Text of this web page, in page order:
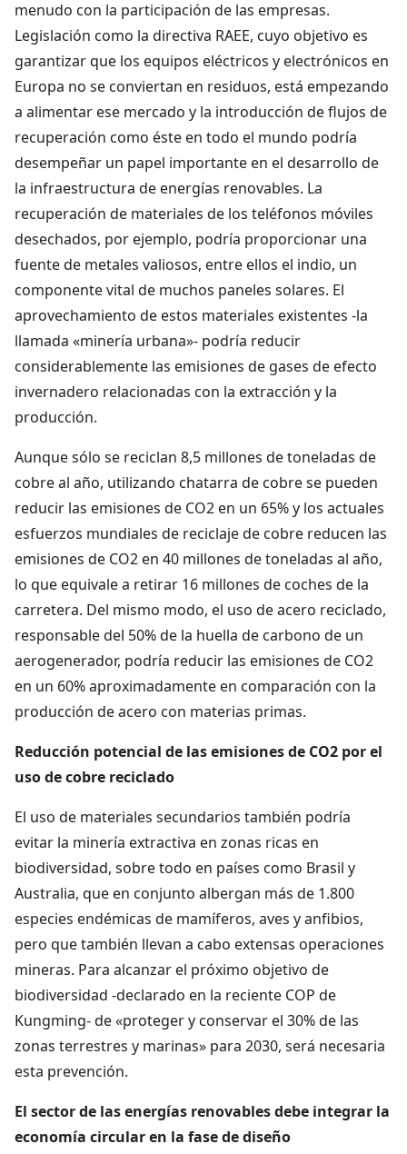
menudo con la participación de las empresas.
Legislación como la directiva RAEE, cuyo objetivo es
garantizar que los equipos eléctricos y electrónicos en
Europa no se conviertan en residuos, está empezando
a alimentar ese mercado y la introducción de flujos de
recuperación como éste en todo el mundo podría
desempeñar un papel importante en el desarrollo de
la infraestructura de energías renovables. La
recuperación de materiales de los teléfonos móviles
desechados, por ejemplo, podría proporcionar una
fuente de metales valiosos, entre ellos el indio, un
componente vital de muchos paneles solares. El
aprovechamiento de estos materiales existentes -la
llamada «minería urbana»- podría reducir
considerablemente las emisiones de gases de efecto
invernadero relacionadas con la extracción y la
producción.
Aunque sólo se reciclan 8,5 millones de toneladas de
cobre al año, utilizando chatarra de cobre se pueden
reducir las emisiones de CO2 en un 65% y los actuales
esfuerzos mundiales de reciclaje de cobre reducen las
emisiones de CO2 en 40 millones de toneladas al año,
lo que equivale a retirar 16 millones de coches de la
carretera. Del mismo modo, el uso de acero reciclado,
responsable del 50% de la huella de carbono de un
aerogenerador, podría reducir las emisiones de CO2
en un 60% aproximadamente en comparación con la
producción de acero con materias primas.
Reducción potencial de las emisiones de CO2 por el
uso de cobre reciclado
El uso de materiales secundarios también podría
evitar la minería extractiva en zonas ricas en
biodiversidad, sobre todo en países como Brasil y
Australia, que en conjunto albergan más de 1.800
especies endémicas de mamíferos, aves y anfibios,
pero que también llevan a cabo extensas operaciones
mineras. Para alcanzar el próximo objetivo de
biodiversidad -declarado en la reciente COP de
Kungming- de «proteger y conservar el 30% de las
zonas terrestres y marinas» para 2030, será necesaria
esta prevención.
El sector de las energías renovables debe integrar la
economía circular en la fase de diseño